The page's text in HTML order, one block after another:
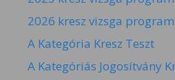
2026 kresz vizsga program
A Kategória Kresz Teszt
A Kategóriás Jogosítvány